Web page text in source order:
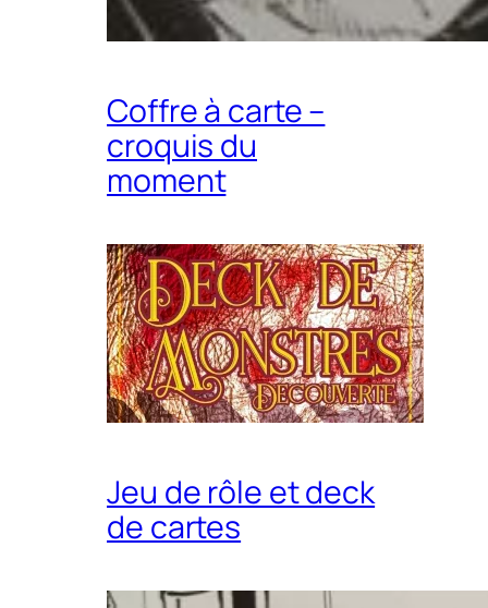
Coffre à carte –
croquis du
moment
Jeu de rôle et deck
de cartes